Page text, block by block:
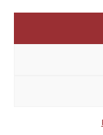
© 2025 –